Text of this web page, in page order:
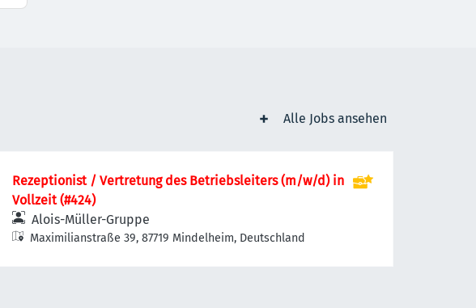
Alle Jobs ansehen
Rezeptionist / Vertretung des Betriebsleiters (m/w/d) in
Vollzeit (#424)
Alois-Müller-Gruppe
Maximilianstraße 39, 87719 Mindelheim, Deutschland